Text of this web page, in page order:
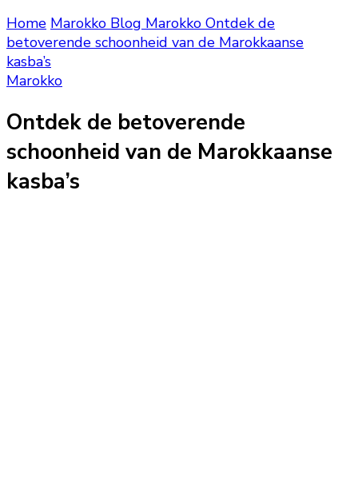
Home Marokko Blog Marokko Ontdek de
betoverende schoonheid van de Marokkaanse
kasba’s
Marokko
Ontdek de betoverende
schoonheid van de Marokkaanse
kasba’s